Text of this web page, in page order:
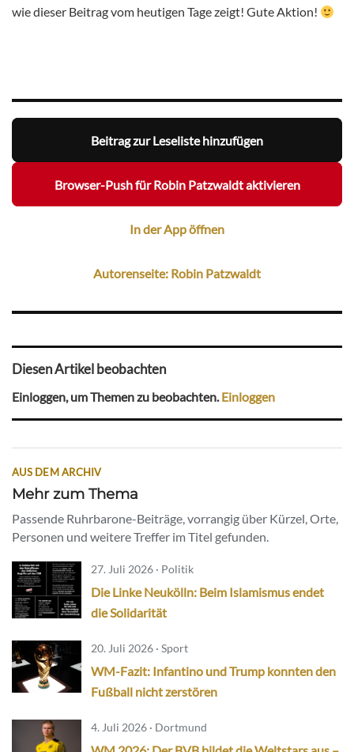
wie dieser Beitrag vom heutigen Tage zeigt! Gute Aktion!
Beitrag zur Leseliste hinzufügen
Browser-Push für Robin Patzwaldt aktivieren
In der App öffnen
Autorenseite: Robin Patzwaldt
Diesen Artikel beobachten
Einloggen, um Themen zu beobachten.Einloggen
AUS DEM ARCHIV
Mehr zum Thema
Passende Ruhrbarone-Beiträge, vorrangig über Kürzel, Orte,
Personen und weitere Treffer im Titel gefunden.
27. Juli 2026 · Politik
Die Linke Neukölln: Beim Islamismus endet
die Solidarität
20. Juli 2026 · Sport
WM-Fazit: Infantino und Trump konnten den
Fußball nicht zerstören
4. Juli 2026 · Dortmund